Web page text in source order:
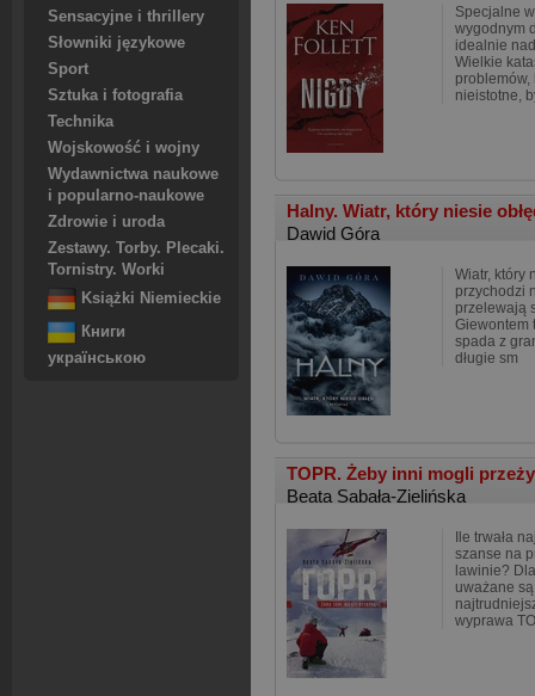
Sensacyjne i thrillery
Słowniki językowe
Sport
Sztuka i fotografia
Technika
Wojskowość i wojny
Wydawnictwa naukowe
i popularno-naukowe
Zdrowie i uroda
Zestawy. Torby. Plecaki.
Tornistry. Worki
Książki Niemieckie
Книги
українською
Specjalne
wygodnym
idealnie
Wielkie
problemów,
nieistotne,
Halny. Wiatr, który niesie
Dawid Góra
Wiatr, który
przychodzi
przelewają
Giewontem
spada z
długie sm
TOPR. Żeby inni mogli
Beata Sabała-Zielińska
Ile trwała
szanse na
lawinie?
uważane
wyprawa